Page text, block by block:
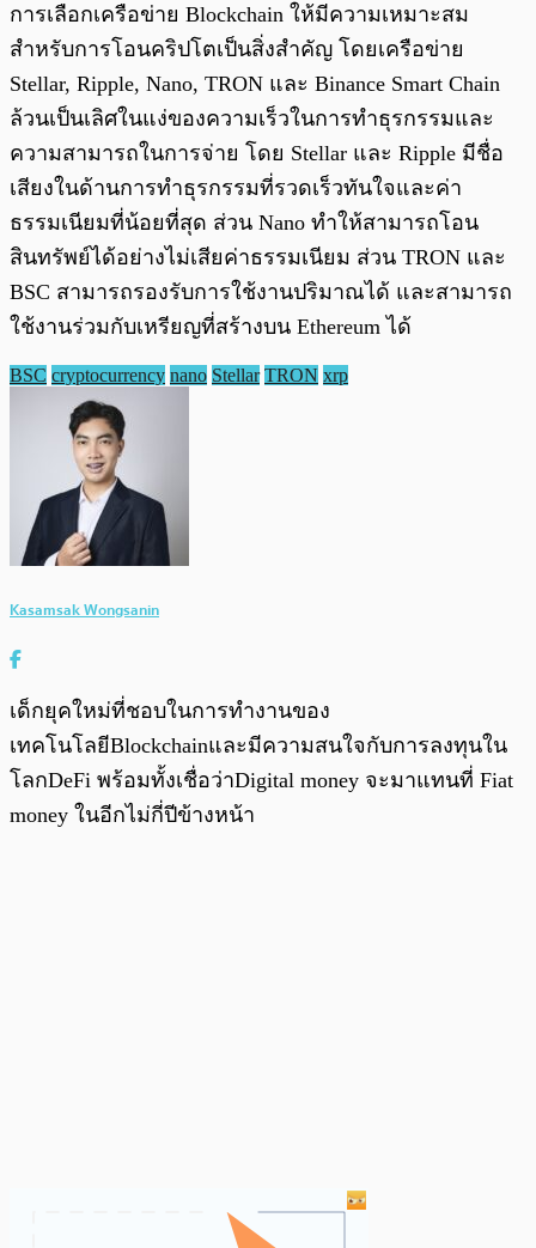
การเลือกเครือข่าย Blockchain ให้มีความเหมาะสม
สำหรับการโอนคริปโตเป็นสิ่งสำคัญ โดยเครือข่าย
Stellar, Ripple, Nano, TRON และ Binance Smart Chain
ล้วนเป็นเลิศในแง่ของความเร็วในการทำธุรกรรมและ
ความสามารถในการจ่าย โดย Stellar และ Ripple มีชื่อ
เสียงในด้านการทำธุรกรรมที่รวดเร็วทันใจและค่า
ธรรมเนียมที่น้อยที่สุด ส่วน Nano ทำให้สามารถโอน
สินทรัพย์ได้อย่างไม่เสียค่าธรรมเนียม ส่วน TRON และ
BSC สามารถรองรับการใช้งานปริมาณได้ และสามารถ
ใช้งานร่วมกับเหรียญที่สร้างบน Ethereum ได้
BSC cryptocurrency nano Stellar TRON xrp
Kasamsak Wongsanin
เด็กยุคใหม่ที่ชอบในการทำงานของ
เทคโนโลยีBlockchainและมีความสนใจกับการลงทุนใน
โลกDeFi พร้อมทั้งเชื่อว่าDigital money จะมาแทนที่ Fiat
money ในอีกไม่กี่ปีข้างหน้า